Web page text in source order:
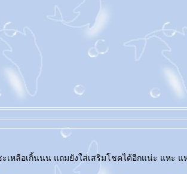
หลือเกิ้นนน แถมยังใส่เสริมโชคได้อีกแน่ะ แหะ แ